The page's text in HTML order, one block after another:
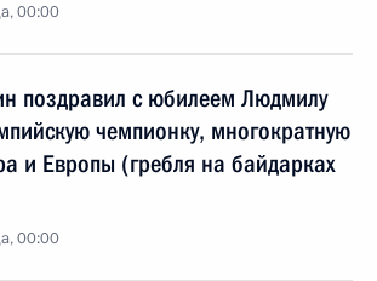
00:00
поздравил с юбилеем Людмилу
чемпионку, многократную
и Европы (гребля на байдарках
00:00